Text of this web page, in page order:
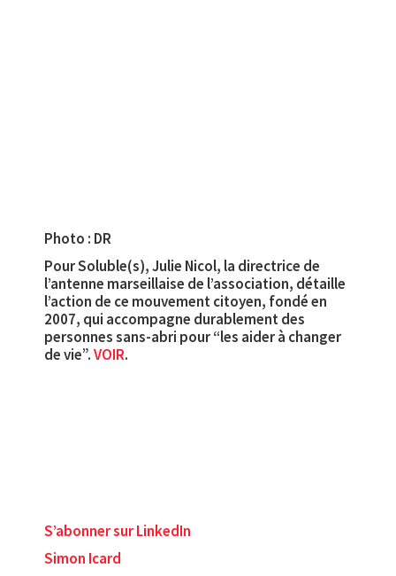
Photo : DR
Pour Soluble(s), Julie Nicol, la directrice de
l’antenne marseillaise de l’association, détaille
l’action de ce mouvement citoyen, fondé en
2007, qui accompagne durablement des
personnes sans-abri pour “les aider à changer
de vie”.VOIR.
S’abonner sur LinkedIn
Simon Icard